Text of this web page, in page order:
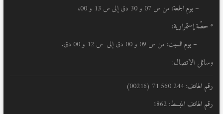
– يوم الجمعة: من س 07 و 30 دق إلى س 13 و 00،
* حصّة إستمرارية:
– يوم السبت: من س 09 و 00 دق إلى س 12 و 00 دق.
وسائل الاتصال:
رقم الهاتف: 244 560 71 (00216)
رقم الهاتف المبسط: 1862